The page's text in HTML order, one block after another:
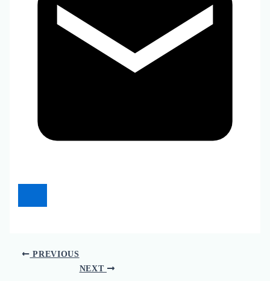
PREVIOUS
NEXT